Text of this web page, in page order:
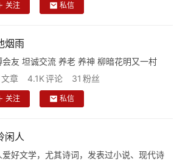
关注 私信
烟雨
会友 坦诚交流 养老 养神 柳暗花明又一村
文章 4.1K评论 31 粉丝
关注 私信
闲人
爱好文学，尤其诗词，发表过小说、现代诗